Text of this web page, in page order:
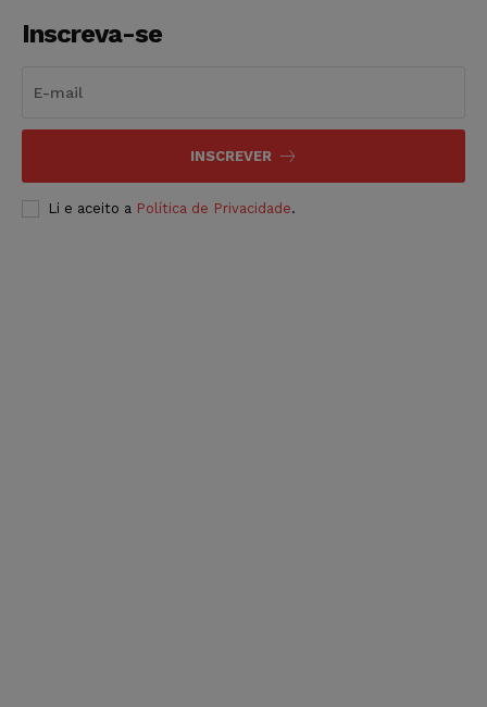
Inscreva-se
INSCREVER
Li e aceito a Política de Privacidade.